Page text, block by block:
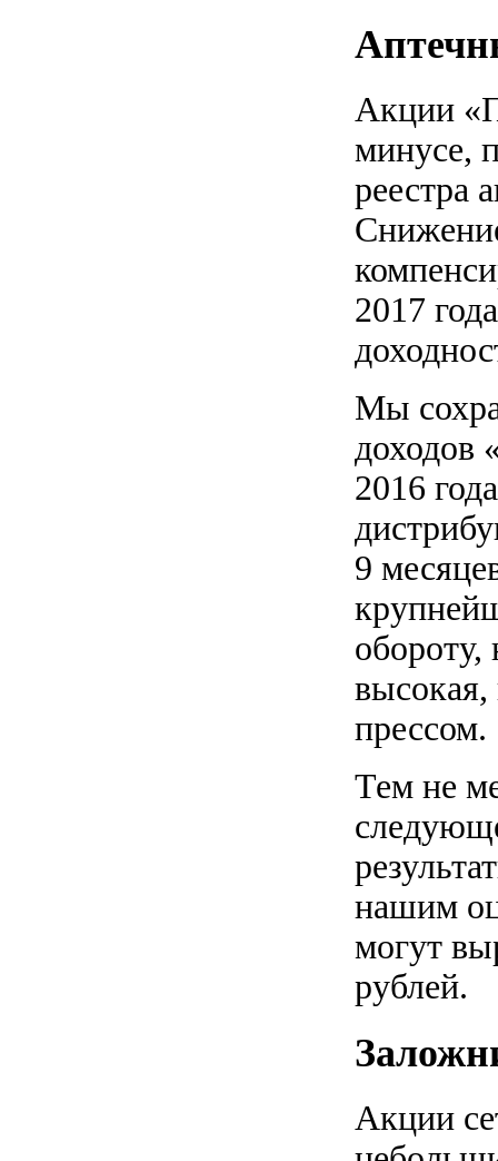
Акции
минусе,
реестра
2017
Мы
доходов
2016
9
обороту,
прессом.
Тем не
нашим
могут
рублей.
Акции